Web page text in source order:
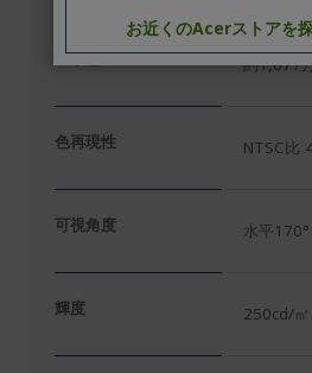
表示色 約1,677
色再現性 NTSC比
可視角度 水平
輝度 250cd/㎡
お近くのAcerストアを